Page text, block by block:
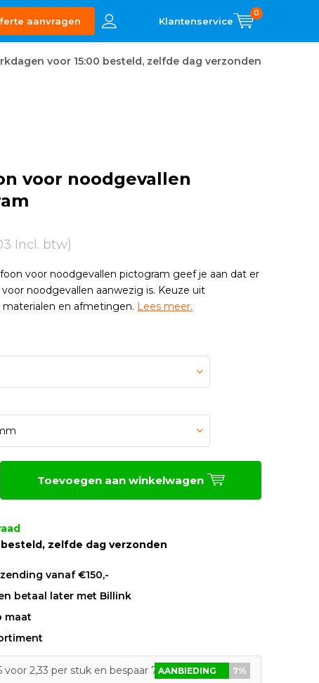
aanvragen
0
voor 15:00 besteld, zelfde dag verzonden
voor noodgevallen
Incl. btw)
voor noodgevallen pictogram geef je aan dat er
noodgevallen aanwezig is. Keuze uit
materialen en afmetingen. Lees meer.
Toevoegen aan winkelwagen
besteld, zelfde dag verzonden
vanaf €150,-
betaal later met Billink
maat
voor 2,33 per stuk en bespaar 7%AANBIEDING 7%